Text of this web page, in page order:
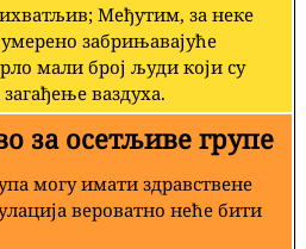
Међутим, за неке
забрињавајуће
мали број људи који су
ваздуха.
за осетљиве групе
могу имати здравствене
вероватно неће бити